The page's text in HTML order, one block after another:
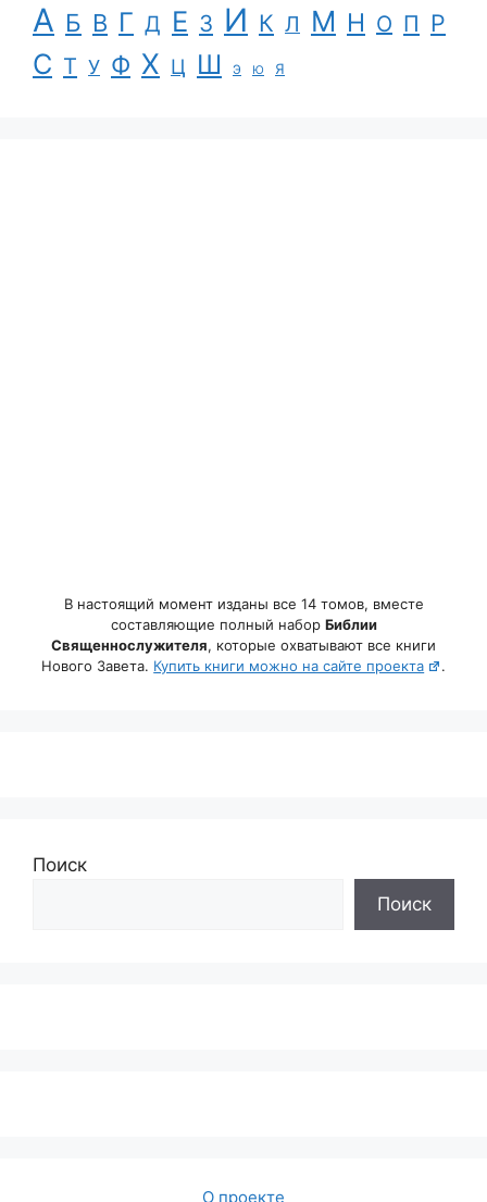
А Б В Г Д Е З И К Л М Н О П Р
С Т У Ф Х Ц Ш Э Ю Я
В настоящий момент изданы все 14 томов, вместе
составляющие полный набор Библии
Священнослужителя, которые охватывают все книги
Нового Завета. Купить книги можно на сайте проекта .
Поиск
Поиск
О проекте